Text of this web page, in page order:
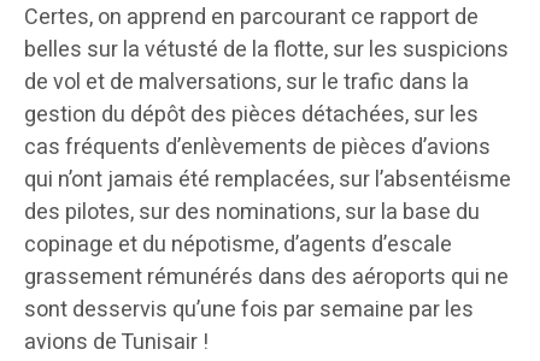
Certes, on apprend en parcourant ce rapport de
belles sur la vétusté de la flotte, sur les suspicions
de vol et de malversations, sur le trafic dans la
gestion du dépôt des pièces détachées, sur les
cas fréquents d’enlèvements de pièces d’avions
qui n’ont jamais été remplacées, sur l’absentéisme
des pilotes, sur des nominations, sur la base du
copinage et du népotisme, d’agents d’escale
grassement rémunérés dans des aéroports qui ne
sont desservis qu’une fois par semaine par les
avions de Tunisair !